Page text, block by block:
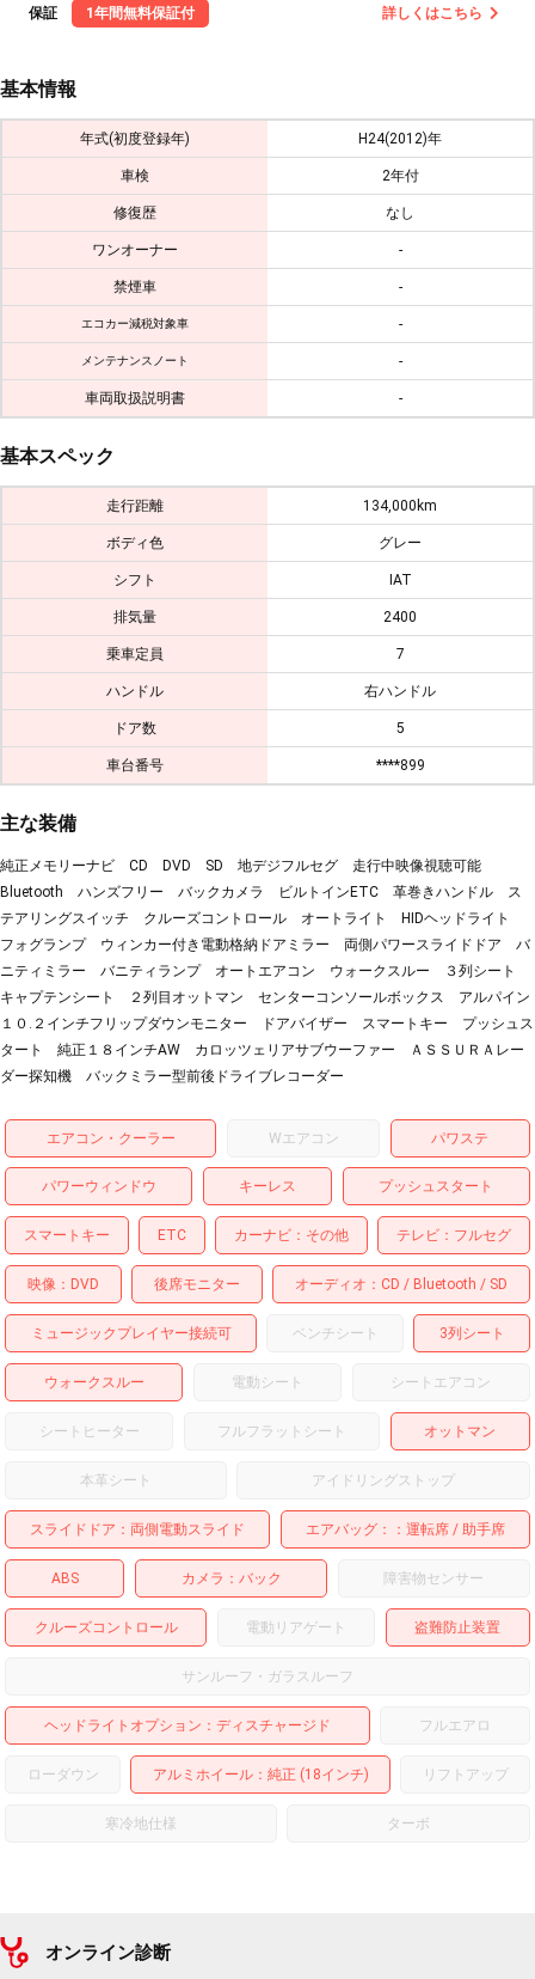
保証 1年間無料保証付 詳しくはこちら
基本情報
年式(初度登録年) H24(2012)年
車検 2年付
修復歴 なし
ワンオーナー -
禁煙車 -
エコカー減税対象車 -
メンテナンスノート -
車両取扱説明書 -
基本スペック
走行距離 134,000km
ボディ色 グレー
シフト IAT
排気量 2400
乗車定員 7
ハンドル 右ハンドル
ドア数 5
車台番号 ****899
主な装備
純正メモリーナビ CD DVD SD 地デジフルセグ 走行中映像視聴可能
Bluetooth ハンズフリー バックカメラ ビルトインETC 革巻きハンドル ス
テアリングスイッチ クルーズコントロール オートライト HIDヘッドライト
フォグランプ ウィンカー付き電動格納ドアミラー 両側パワースライドドア バ
ニティミラー バニティランプ オートエアコン ウォークスルー ３列シート
キャプテンシート ２列目オットマン センターコンソールボックス アルパイン
１０.２インチフリップダウンモニター ドアバイザー スマートキー プッシュス
タート 純正１８インチAW カロッツェリアサブウーファー ＡＳＳＵＲＡレー
ダー探知機 バックミラー型前後ドライブレコーダー
エアコン・クーラー Wエアコン パワステ
パワーウィンドウ キーレス プッシュスタート
スマートキー ETC カーナビ その他 テレビ フルセグ
映像 DVD 後席モニター オーディオ CD Bluetooth SD
ミュージックプレイヤー接続可 ベンチシート 3列シート
ウォークスルー 電動シート シートエアコン
シートヒーター フルフラットシート オットマン
本革シート アイドリングストップ
スライドドア 両側電動スライド エアバッグ： 運転席 助手席
ABS カメラ バック 障害物センサー
クルーズコントロール 電動リアゲート 盗難防止装置
サンルーフ・ガラスルーフ
ヘッドライトオプション ディスチャージド フルエアロ
ローダウン アルミホイール：純正 (18インチ) リフトアップ
寒冷地仕様 ターボ
オンライン診断